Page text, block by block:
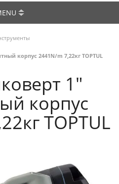
корпус 2441N/m 7,22кг TOPTUL
1"
корпус
TOPTUL